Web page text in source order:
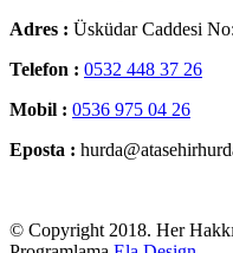
Adres : Üsküdar Caddesi
Telefon : 0532 448 37 26
Mobil : 0536 975 04 26
Eposta :
© Copyright 2018. Her Hakkı